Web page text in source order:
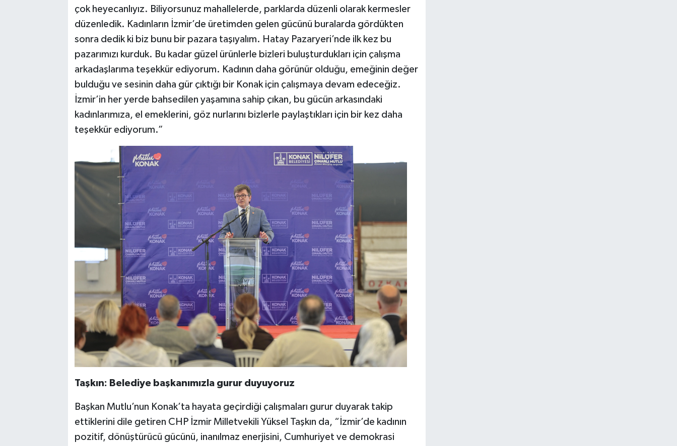
çok heyecanlıyız. Biliyorsunuz mahallelerde, parklarda düzenli olarak kermesler
düzenledik. Kadınların İzmir’de üretimden gelen gücünü buralarda gördükten
sonra dedik ki biz bunu bir pazara taşıyalım. Hatay Pazaryeri’nde ilk kez bu
pazarımızı kurduk. Bu kadar güzel ürünlerle bizleri buluşturdukları için çalışma
arkadaşlarıma teşekkür ediyorum. Kadının daha görünür olduğu, emeğinin değer
bulduğu ve sesinin daha gür çıktığı bir Konak için çalışmaya devam edeceğiz.
İzmir’in her yerde bahsedilen yaşamına sahip çıkan, bu gücün arkasındaki
kadınlarımıza, el emeklerini, göz nurlarını bizlerle paylaştıkları için bir kez daha
teşekkür ediyorum.”
Taşkın: Belediye başkanımızla gurur duyuyoruz
Başkan Mutlu’nun Konak’ta hayata geçirdiği çalışmaları gurur duyarak takip
ettiklerini dile getiren CHP İzmir Milletvekili Yüksel Taşkın da, “İzmir’de kadının
pozitif, dönüştürücü gücünü, inanılmaz enerjisini, Cumhuriyet ve demokrasi